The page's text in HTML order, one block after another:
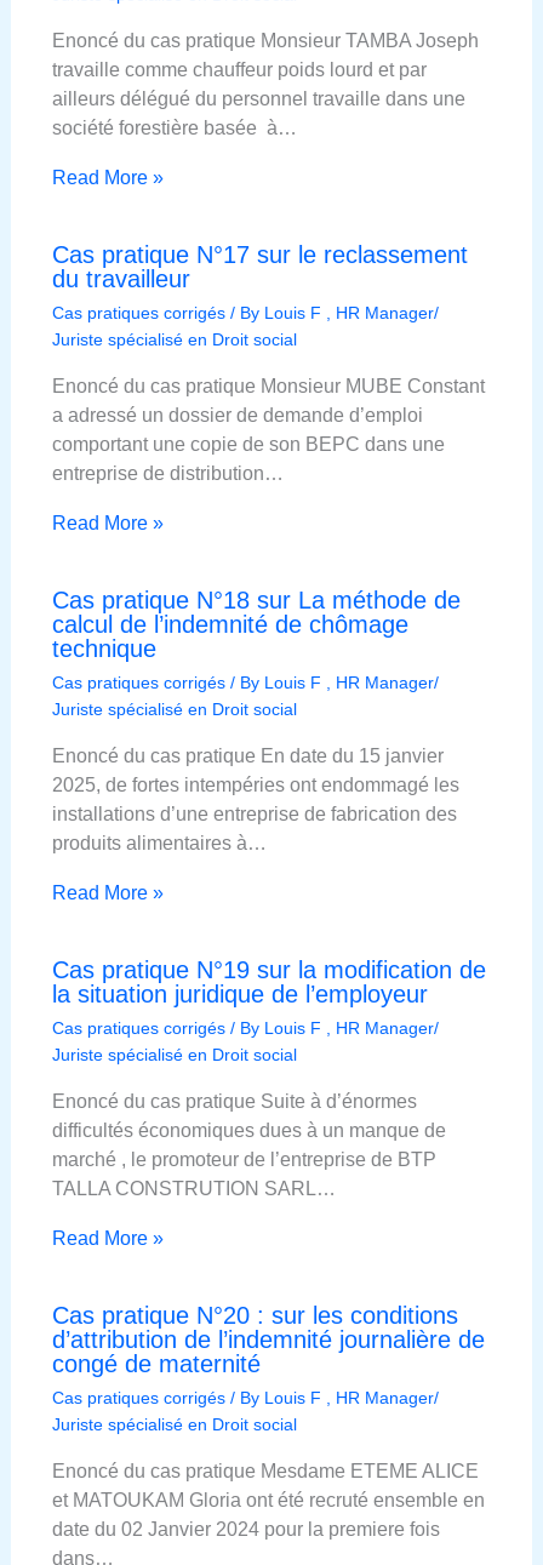
Enoncé du cas pratique Monsieur TAMBA Joseph
travaille comme chauffeur poids lourd et par
ailleurs délégué du personnel travaille dans une
société forestière basée à…
Read More »
Cas pratique N°17 sur le reclassement
du travailleur
Cas pratiques corrigés/ By Louis F , HR Manager/
Juriste spécialisé en Droit social
Enoncé du cas pratique Monsieur MUBE Constant
a adressé un dossier de demande d’emploi
comportant une copie de son BEPC dans une
entreprise de distribution…
Read More »
Cas pratique N°18 sur La méthode de
calcul de l’indemnité de chômage
technique
Cas pratiques corrigés/ By Louis F , HR Manager/
Juriste spécialisé en Droit social
Enoncé du cas pratique En date du 15 janvier
2025, de fortes intempéries ont endommagé les
installations d’une entreprise de fabrication des
produits alimentaires à…
Read More »
Cas pratique N°19 sur la modification de
la situation juridique de l’employeur
Cas pratiques corrigés/ By Louis F , HR Manager/
Juriste spécialisé en Droit social
Enoncé du cas pratique Suite à d’énormes
difficultés économiques dues à un manque de
marché , le promoteur de l’entreprise de BTP
TALLA CONSTRUTION SARL…
Read More »
Cas pratique N°20 : sur les conditions
d’attribution de l’indemnité journalière de
congé de maternité
Cas pratiques corrigés/ By Louis F , HR Manager/
Juriste spécialisé en Droit social
Enoncé du cas pratique Mesdame ETEME ALICE
et MATOUKAM Gloria ont été recruté ensemble en
date du 02 Janvier 2024 pour la premiere fois
dans…